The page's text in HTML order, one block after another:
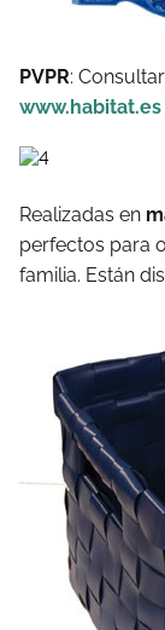
PVPR:
www.habitat.es
Realizadas en
perfectos para
familia. Están